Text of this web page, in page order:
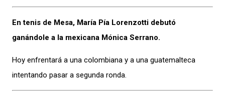
En tenis de Mesa, María Pía Lorenzotti debutó
ganándole a la mexicana Mónica Serrano.
Hoy enfrentará a una colombiana y a una guatemalteca
intentando pasar a segunda ronda.